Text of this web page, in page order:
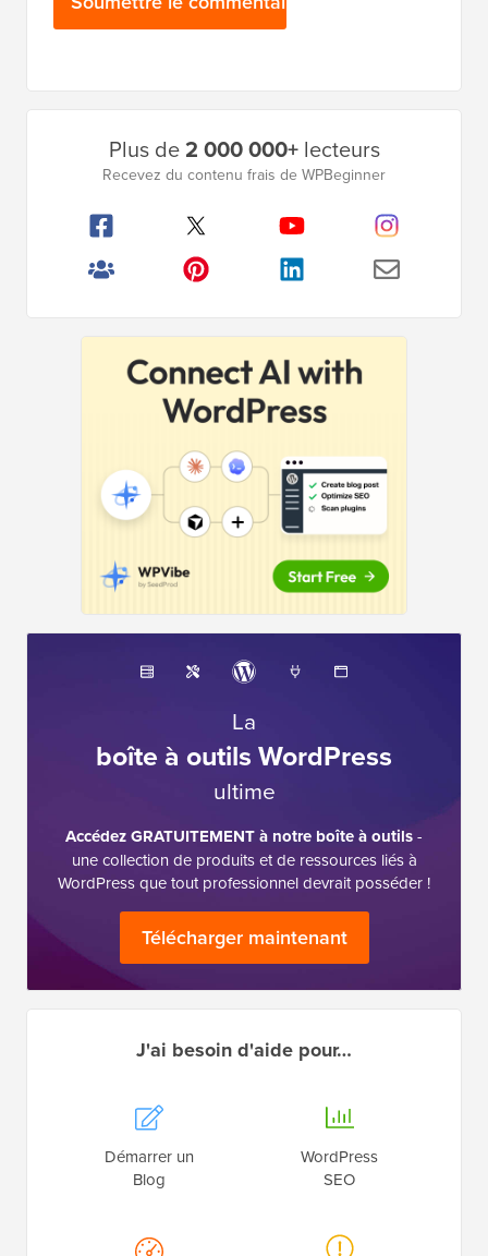
Plus de2 000 000+lecteurs
Recevez du contenu frais de WPBeginner
La
boîte à outils WordPress
ultime
Accédez GRATUITEMENT à notre boîte à outils-
une collection de produits et de ressources liés à
WordPress que tout professionnel devrait posséder !
Télécharger maintenant
J'ai besoin d'aide pour…
Démarrer un
Blog
WordPress
SEO